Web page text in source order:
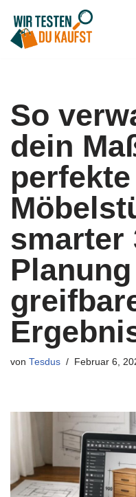
Zum
So
dein
perfekte
smarter
von Tesdus Februar 6,